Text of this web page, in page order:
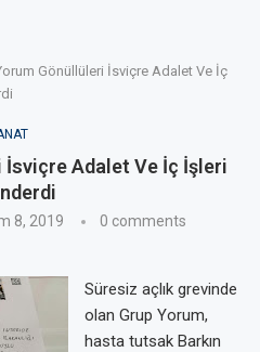
Gönüllüleri İsviçre Adalet Ve İç
İsviçre Adalet Ve İç İşleri
8, 2019 0 comments
Süresiz açlık grevinde
olan Grup Yorum,
hasta tutsak Barkın